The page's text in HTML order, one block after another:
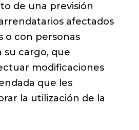
de una previsión
afectados
o con personas
su cargo, que
modificaciones
que les
la utilización de la